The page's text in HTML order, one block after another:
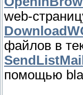
web-
файлов в
помощью